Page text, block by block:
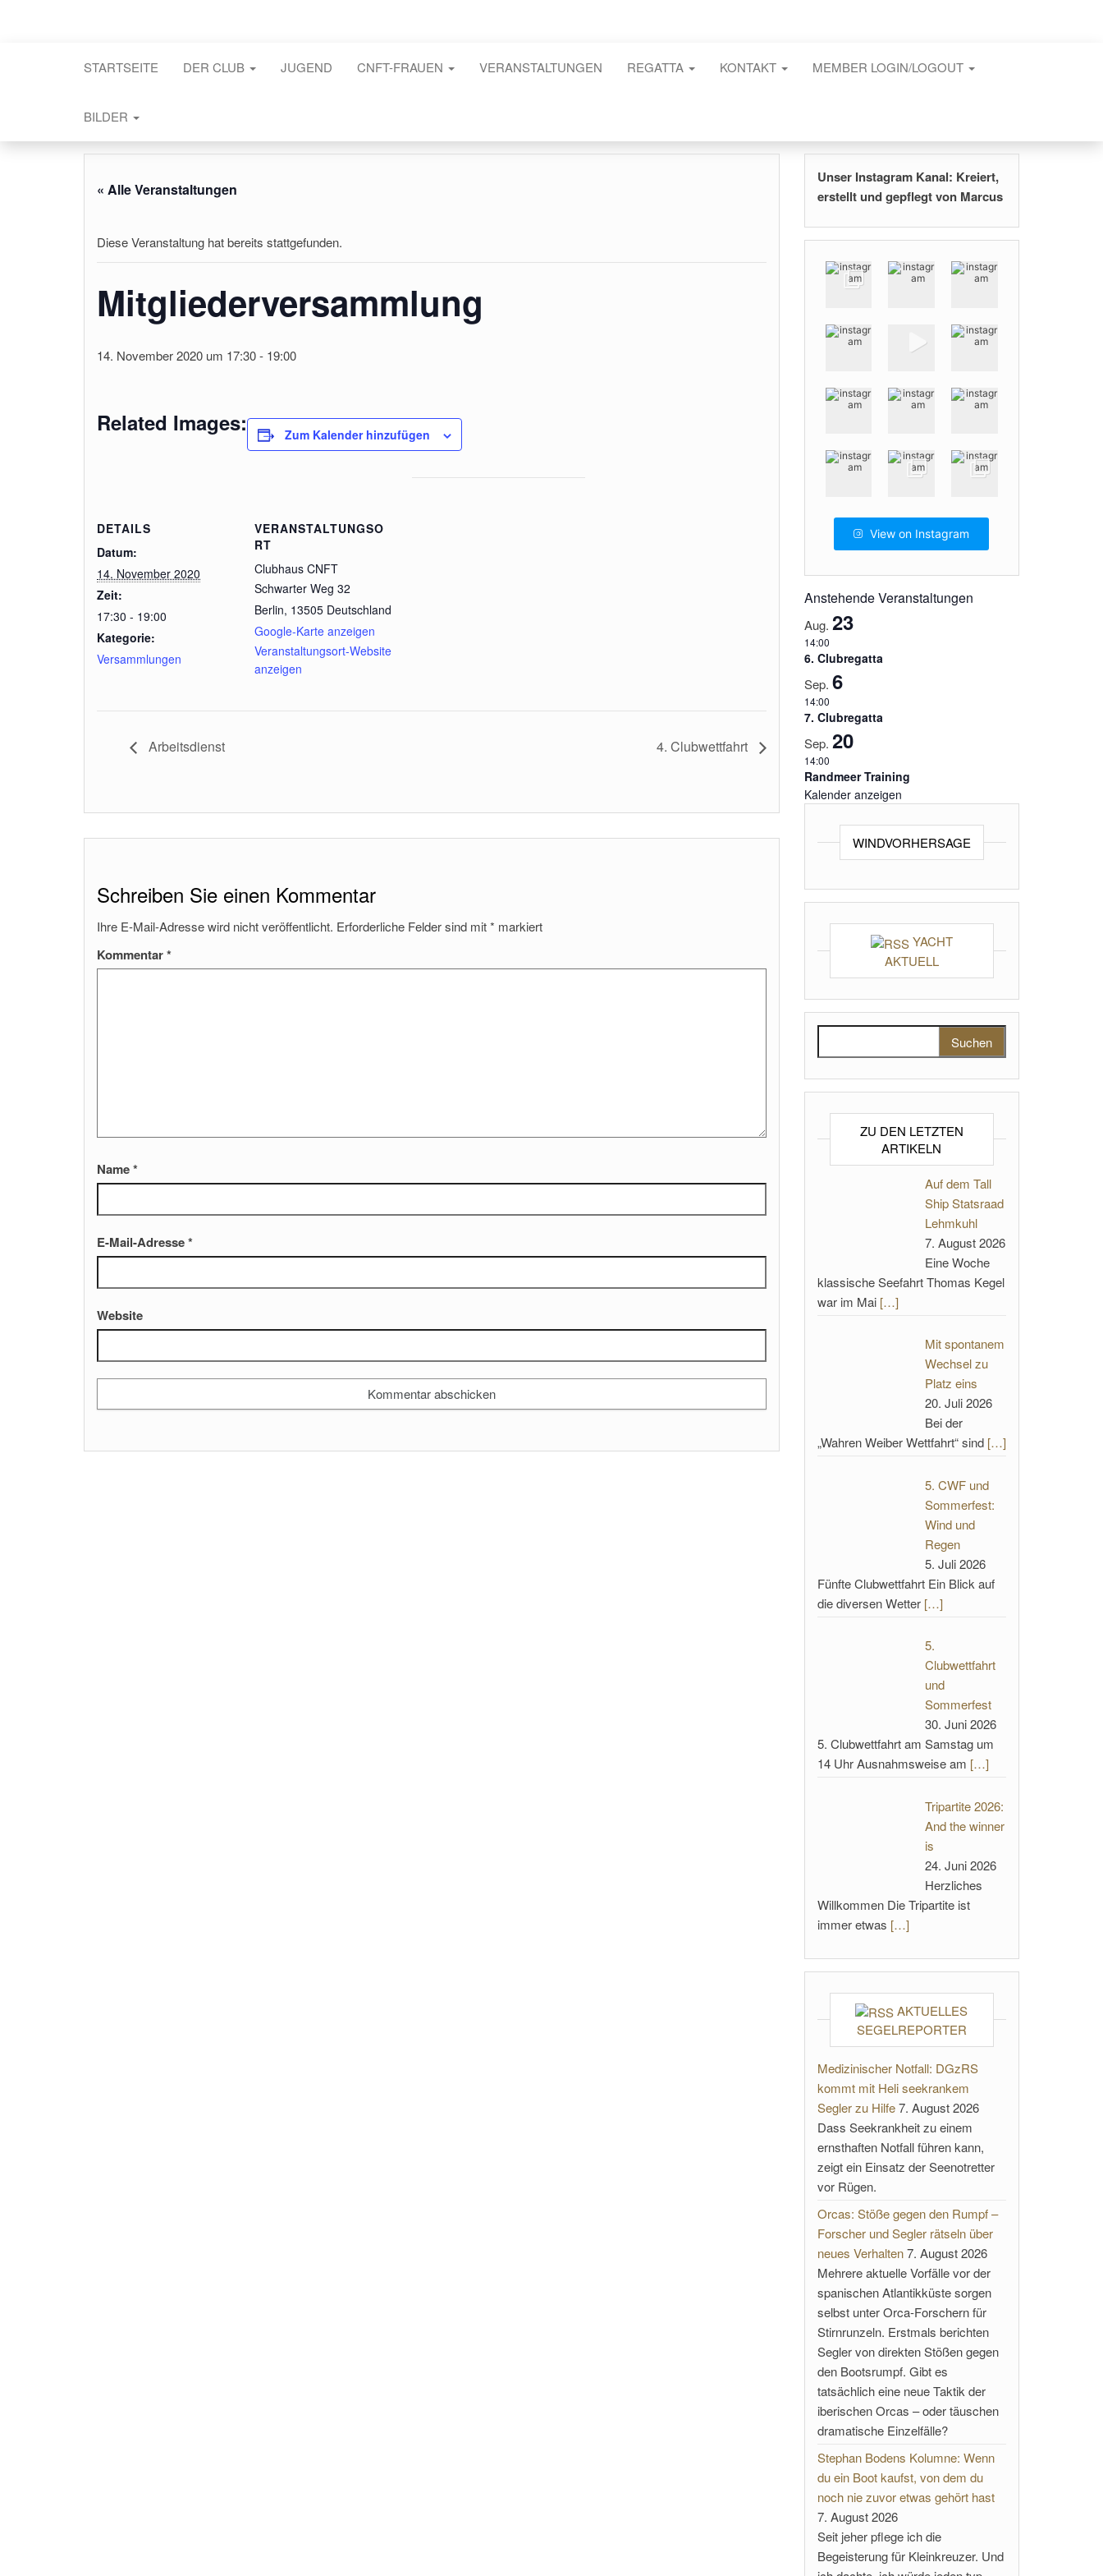
STARTSEITE DER CLUB JUGEND CNFT-FRAUEN VERANSTALTUNGEN REGATTA KONTAKT MEMBER LOGIN/LOGOUT
BILDER
« Alle Veranstaltungen
Diese Veranstaltung hat bereits stattgefunden.
Mitgliederversammlung
14. November 2020 um 17:30- 19:00
Related Images: Zum Kalender hinzufügen
DETAILS
Datum:
14. November 2020
Zeit:
17:30 - 19:00
Kategorie:
Versammlungen
VERANSTALTUNGSO
RT
Clubhaus CNFT
Schwarter Weg 32
Berlin, 13505 Deutschland
Google-Karte anzeigen
Veranstaltungsort-Website
anzeigen
Arbeitsdienst 4. Clubwettfahrt
Schreiben Sie einen Kommentar
Ihre E-Mail-Adresse wird nicht veröffentlicht. Erforderliche Felder sind mit* markiert
Kommentar*
Name*
E-Mail-Adresse*
Website
Unser Instagram Kanal: Kreiert,
erstellt und gepflegt von Marcus
View on Instagram
Anstehende Veranstaltungen
Aug. 23
14:00
6. Clubregatta
Sep. 6
14:00
7. Clubregatta
Sep. 20
14:00
Randmeer Training
Kalender anzeigen
WINDVORHERSAGE
YACHT
AKTUELL
ZU DEN LETZTEN
ARTIKELN
Auf dem Tall
Ship Statsraad
Lehmkuhl
7. August 2026
Eine Woche
klassische Seefahrt Thomas Kegel
war im Mai […]
Mit spontanem
Wechsel zu
Platz eins
20. Juli 2026
Bei der
„Wahren Weiber Wettfahrt“ sind […]
5. CWF und
Sommerfest:
Wind und
Regen
5. Juli 2026
Fünfte Clubwettfahrt Ein Blick auf
die diversen Wetter […]
5.
Clubwettfahrt
und
Sommerfest
30. Juni 2026
5. Clubwettfahrt am Samstag um
14 Uhr Ausnahmsweise am […]
Tripartite 2026:
And the winner
is
24. Juni 2026
Herzliches
Willkommen Die Tripartite ist
immer etwas […]
AKTUELLES
SEGELREPORTER
Medizinischer Notfall: DGzRS
kommt mit Heli seekrankem
Segler zu Hilfe 7. August 2026
Dass Seekrankheit zu einem
ernsthaften Notfall führen kann,
zeigt ein Einsatz der Seenotretter
vor Rügen.
Orcas: Stöße gegen den Rumpf –
Forscher und Segler rätseln über
neues Verhalten 7. August 2026
Mehrere aktuelle Vorfälle vor der
spanischen Atlantikküste sorgen
selbst unter Orca-Forschern für
Stirnrunzeln. Erstmals berichten
Segler von direkten Stößen gegen
den Bootsrumpf. Gibt es
tatsächlich eine neue Taktik der
iberischen Orcas – oder täuschen
dramatische Einzelfälle?
Stephan Bodens Kolumne: Wenn
du ein Boot kaufst, von dem du
noch nie zuvor etwas gehört hast
7. August 2026
Seit jeher pflege ich die
Begeisterung für Kleinkreuzer. Und